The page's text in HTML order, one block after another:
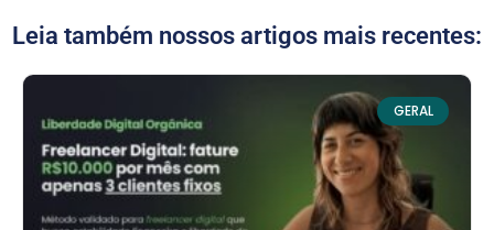
Leia também nossos artigos mais recentes:
GERAL